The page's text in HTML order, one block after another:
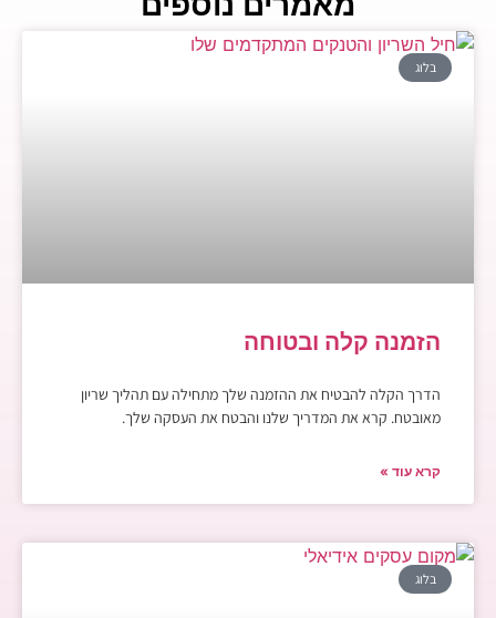
בלוג
הזמנה קלה ובטוחה
הדרך הקלה להבטיח את ההזמנה שלך מתחילה עם תהליך שריון
מאובטח. קרא את המדריך שלנו והבטח את העסקה שלך.
קרא עוד »
בלוג